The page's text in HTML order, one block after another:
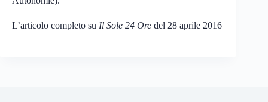
L’articolo completo su Il Sole 24 Ore del 28 aprile 2016